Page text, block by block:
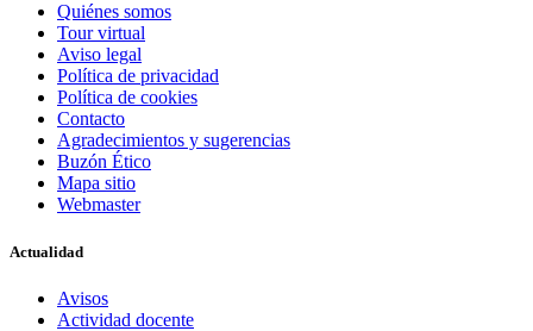
Quiénes somos
Tour virtual
Aviso legal
Política de privacidad
Política de cookies
Contacto
Agradecimientos y sugerencias
Buzón Ético
Mapa sitio
Webmaster
Actualidad
Avisos
Actividad docente